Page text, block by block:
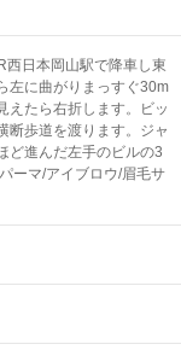
西日本岡山駅で降車し東
左に曲がりまっすぐ30m
えたら右折します。ビッ
断歩道を渡ります。ジャ
ど進んだ左手のビルの3
ーマ/アイブロウ/眉毛サ